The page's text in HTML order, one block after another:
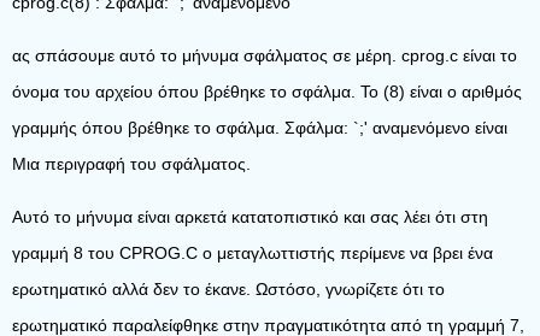
ας σπάσουμε αυτό το μήνυμα σφάλματος σε μέρη. cprog.c είναι το
όνομα του αρχείου όπου βρέθηκε το σφάλμα. Το (8) είναι ο αριθμός
γραμμής όπου βρέθηκε το σφάλμα. Σφάλμα: `;' αναμενόμενο είναι
Μια περιγραφή του σφάλματος.
Αυτό το μήνυμα είναι αρκετά κατατοπιστικό και σας λέει ότι στη
γραμμή 8 του CPROG.C ο μεταγλωττιστής περίμενε να βρει ένα
ερωτηματικό αλλά δεν το έκανε. Ωστόσο, γνωρίζετε ότι το
ερωτηματικό παραλείφθηκε στην πραγματικότητα από τη γραμμή 7,